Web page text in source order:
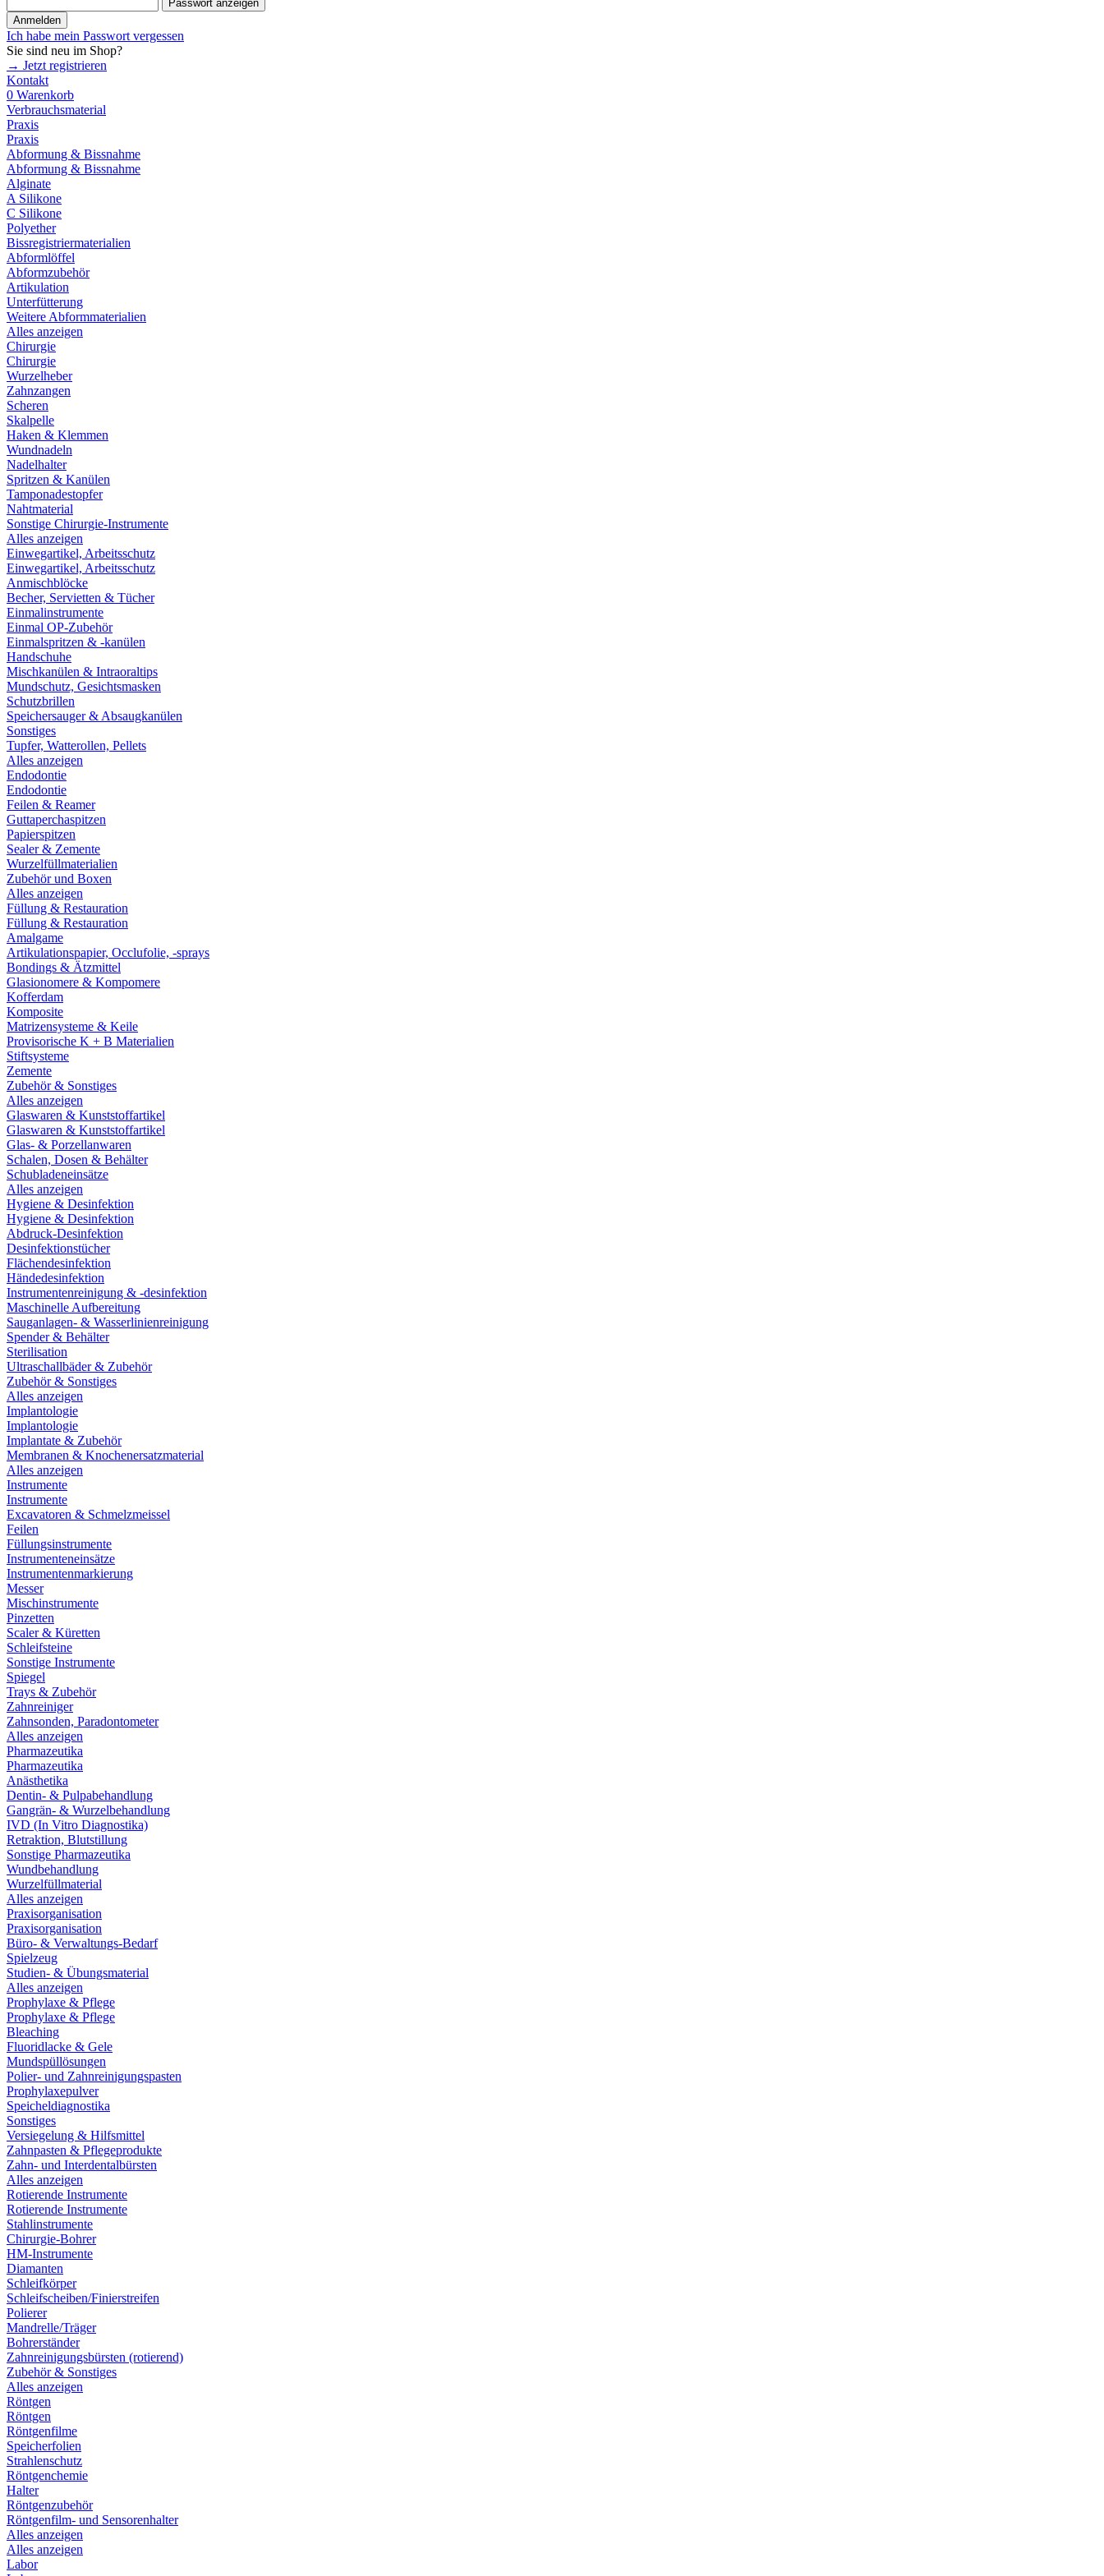
Passwort anzeigen
Anmelden
Ich habe mein Passwort vergessen
Sie sind neu im Shop?
→ Jetzt registrieren
Kontakt
0 Warenkorb
Verbrauchsmaterial
Praxis
Praxis
Abformung & Bissnahme
Abformung & Bissnahme
Alginate
A Silikone
C Silikone
Polyether
Bissregistriermaterialien
Abformlöffel
Abformzubehör
Artikulation
Unterfütterung
Weitere Abformmaterialien
Alles anzeigen
Chirurgie
Chirurgie
Wurzelheber
Zahnzangen
Scheren
Skalpelle
Haken & Klemmen
Wundnadeln
Nadelhalter
Spritzen & Kanülen
Tamponadestopfer
Nahtmaterial
Sonstige Chirurgie-Instrumente
Alles anzeigen
Einwegartikel, Arbeitsschutz
Einwegartikel, Arbeitsschutz
Anmischblöcke
Becher, Servietten & Tücher
Einmalinstrumente
Einmal OP-Zubehör
Einmalspritzen & -kanülen
Handschuhe
Mischkanülen & Intraoraltips
Mundschutz, Gesichtsmasken
Schutzbrillen
Speichersauger & Absaugkanülen
Sonstiges
Tupfer, Watterollen, Pellets
Alles anzeigen
Endodontie
Endodontie
Feilen & Reamer
Guttaperchaspitzen
Papierspitzen
Sealer & Zemente
Wurzelfüllmaterialien
Zubehör und Boxen
Alles anzeigen
Füllung & Restauration
Füllung & Restauration
Amalgame
Artikulationspapier, Occlufolie, -sprays
Bondings & Ätzmittel
Glasionomere & Kompomere
Kofferdam
Komposite
Matrizensysteme & Keile
Provisorische K + B Materialien
Stiftsysteme
Zemente
Zubehör & Sonstiges
Alles anzeigen
Glaswaren & Kunststoffartikel
Glaswaren & Kunststoffartikel
Glas- & Porzellanwaren
Schalen, Dosen & Behälter
Schubladeneinsätze
Alles anzeigen
Hygiene & Desinfektion
Hygiene & Desinfektion
Abdruck-Desinfektion
Desinfektionstücher
Flächendesinfektion
Händedesinfektion
Instrumentenreinigung & -desinfektion
Maschinelle Aufbereitung
Sauganlagen- & Wasserlinienreinigung
Spender & Behälter
Sterilisation
Ultraschallbäder & Zubehör
Zubehör & Sonstiges
Alles anzeigen
Implantologie
Implantologie
Implantate & Zubehör
Membranen & Knochenersatzmaterial
Alles anzeigen
Instrumente
Instrumente
Excavatoren & Schmelzmeissel
Feilen
Füllungsinstrumente
Instrumenteneinsätze
Instrumentenmarkierung
Messer
Mischinstrumente
Pinzetten
Scaler & Küretten
Schleifsteine
Sonstige Instrumente
Spiegel
Trays & Zubehör
Zahnreiniger
Zahnsonden, Paradontometer
Alles anzeigen
Pharmazeutika
Pharmazeutika
Anästhetika
Dentin- & Pulpabehandlung
Gangrän- & Wurzelbehandlung
IVD (In Vitro Diagnostika)
Retraktion, Blutstillung
Sonstige Pharmazeutika
Wundbehandlung
Wurzelfüllmaterial
Alles anzeigen
Praxisorganisation
Praxisorganisation
Büro- & Verwaltungs-Bedarf
Spielzeug
Studien- & Übungsmaterial
Alles anzeigen
Prophylaxe & Pflege
Prophylaxe & Pflege
Bleaching
Fluoridlacke & Gele
Mundspüllösungen
Polier- und Zahnreinigungspasten
Prophylaxepulver
Speicheldiagnostika
Sonstiges
Versiegelung & Hilfsmittel
Zahnpasten & Pflegeprodukte
Zahn- und Interdentalbürsten
Alles anzeigen
Rotierende Instrumente
Rotierende Instrumente
Stahlinstrumente
Chirurgie-Bohrer
HM-Instrumente
Diamanten
Schleifkörper
Schleifscheiben/Finierstreifen
Polierer
Mandrelle/Träger
Bohrerständer
Zahnreinigungsbürsten (rotierend)
Zubehör & Sonstiges
Alles anzeigen
Röntgen
Röntgen
Röntgenfilme
Speicherfolien
Strahlenschutz
Röntgenchemie
Halter
Röntgenzubehör
Röntgenfilm- und Sensorenhalter
Alles anzeigen
Alles anzeigen
Labor